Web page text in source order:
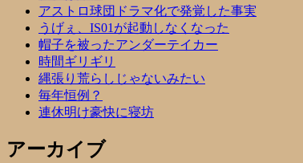
アストロ球団ドラマ化で発覚した事実
うげぇ、IS01が起動しなくなった
帽子を被ったアンダーテイカー
時間ギリギリ
縄張り荒らしじゃないみたい
毎年恒例？
連休明け豪快に寝坊
アーカイブ